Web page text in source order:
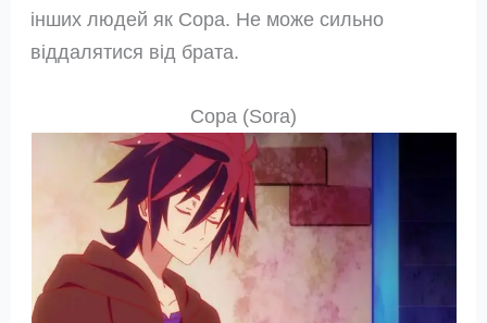
інших людей як Сора. Не може сильно
віддалятися від брата.
Сора (Sora)